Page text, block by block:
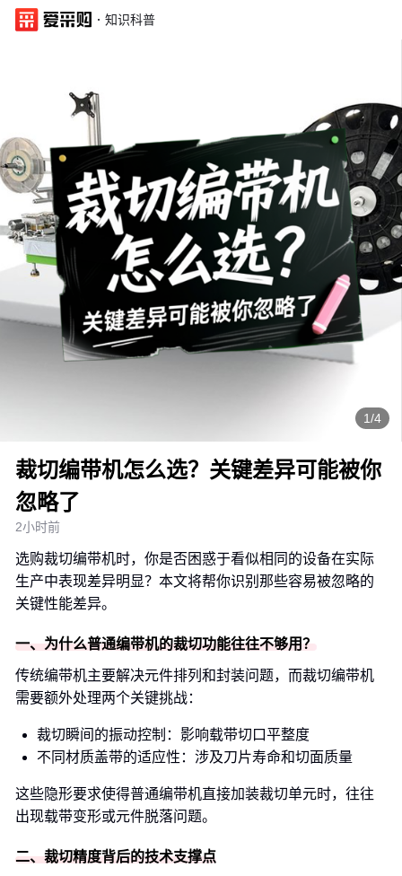
· 知识科普
1/4
裁切编带机怎么选？关键差异可能被你
忽略了
2小时前
选购裁切编带机时，你是否困惑于看似相同的设备在实际
生产中表现差异明显？本文将帮你识别那些容易被忽略的
关键性能差异。
一、为什么普通编带机的裁切功能往往不够用？
传统编带机主要解决元件排列和封装问题，而裁切编带机
需要额外处理两个关键挑战：
裁切瞬间的振动控制：影响载带切口平整度
不同材质盖带的适应性：涉及刀片寿命和切面质量
这些隐形要求使得普通编带机直接加装裁切单元时，往往
出现载带变形或元件脱落问题。
二、裁切精度背后的技术支撑点